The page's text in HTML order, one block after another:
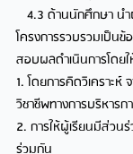
4.3 ด้านนักศึกษา นำ
โครงการรวบรวมเป็น
สอบผลดำเนินการโดย
1. โดยการคิดวิเครา
วิชาชีพทางการบริหารก
2. การให้ผู้เรียนมีส่วน